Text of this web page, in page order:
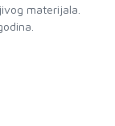
materijala.